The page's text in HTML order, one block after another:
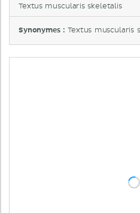
Textus muscularis skeletalis
Synonymes :Textus muscularis